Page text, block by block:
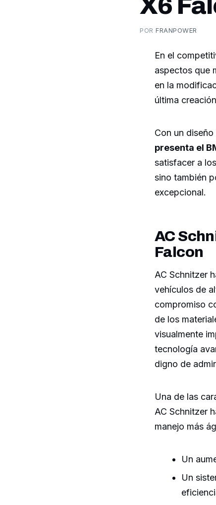
X6
PORFRANPOWER
En el
aspectos que
en la
última
Con un
presenta el
satisfacer a
sino también
excepcional.
AC
Falcon
AC Schnitzer
vehículos de
compromiso
de los
visualmente
tecnología
digno de
Una de las
AC Schnitzer
manejo más
Un
Un